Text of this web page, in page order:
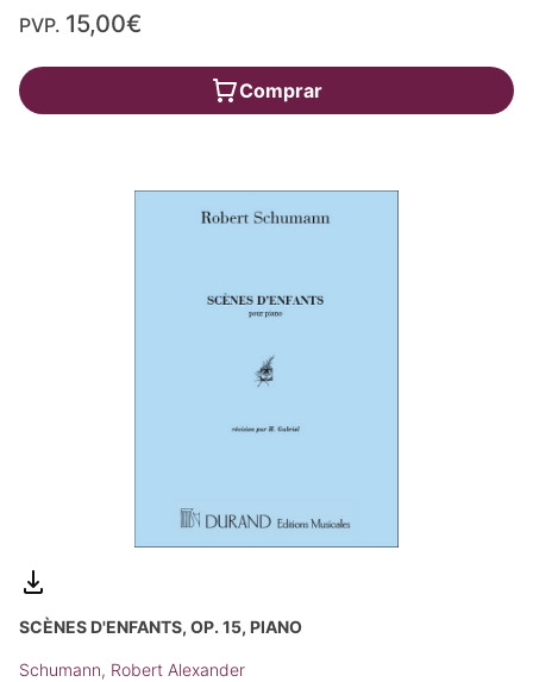
PVP. 15,00€
Comprar
SCÈNES D'ENFANTS, OP. 15, PIANO
Schumann, Robert Alexander